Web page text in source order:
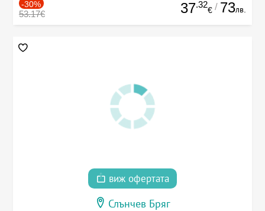
-30%
53.17€ 37.32
€ / 73лв.
виж офертата
Слънчев Бряг